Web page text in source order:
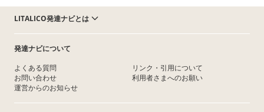
LITALICO発達ナビとは
発達ナビについて
よくある質問
お問い合わせ
運営からのお知らせ
リンク・引用について
利用者さまへのお願い